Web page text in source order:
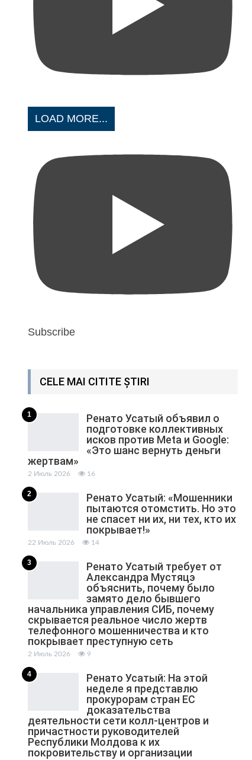
LOAD MORE...
Subscribe
CELE MAI CITITE ȘTIRI
1
Ренато Усатый объявил о
подготовке коллективных
исков против Meta и Google:
«Это шанс вернуть деньги
жертвам»
2 Июль 2026 16
2
Ренато Усатый: «Мошенники
пытаются отомстить. Но это
не спасет ни их, ни тех, кто их
покрывает!»
22 Июль 2026 14
3
Ренато Усатый требует от
Александра Мустяцэ
объяснить, почему было
замято дело бывшего
начальника управления СИБ, почему
скрывается реальное число жертв
телефонного мошенничества и кто
покрывает преступную сеть
2 Июль 2026 9
4
Ренато Усатый: На этой
неделе я представлю
прокурорам стран ЕС
доказательства
деятельности сети колл-центров и
причастности руководителей
Республики Молдова к их
покровительству и организации